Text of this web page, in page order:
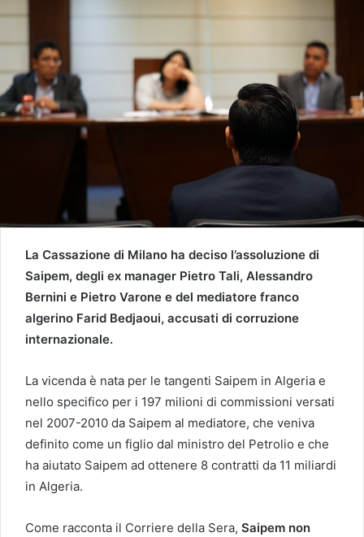
La Cassazione di Milano ha deciso l’assoluzione di
Saipem, degli ex manager Pietro Tali, Alessandro
Bernini e Pietro Varone e del mediatore franco
algerino Farid Bedjaoui, accusati di corruzione
internazionale.
La vicenda è nata per le tangenti Saipem in Algeria e
nello specifico per i 197 milioni di commissioni versati
nel 2007-2010 da Saipem al mediatore, che veniva
definito come un figlio dal ministro del Petrolio e che
ha aiutato Saipem ad ottenere 8 contratti da 11 miliardi
in Algeria.
Come racconta il Corriere della Sera, Saipem non